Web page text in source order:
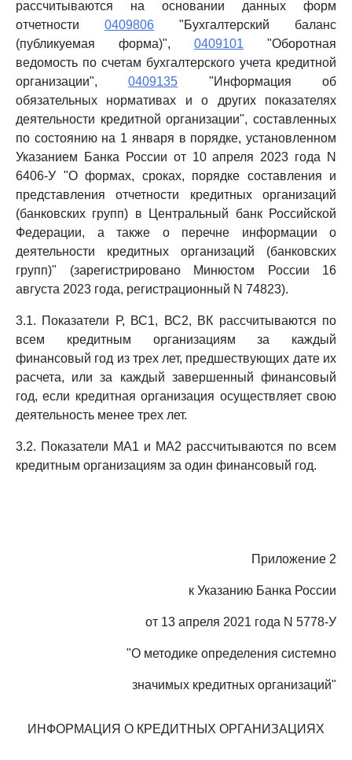
рассчитываются на основании данных форм
отчетности 0409806 "Бухгалтерский баланс
(публикуемая форма)", 0409101 "Оборотная
ведомость по счетам бухгалтерского учета кредитной
организации",0409135 "Информация об
обязательных нормативах и о других показателях
деятельности кредитной организации", составленных
по состоянию на 1 января в порядке, установленном
Указанием Банка России от 10 апреля 2023 года N
6406-У "О формах, сроках, порядке составления и
представления отчетности кредитных организаций
(банковских групп) в Центральный банк Российской
Федерации, а также о перечне информации о
деятельности кредитных организаций (банковских
групп)" (зарегистрировано Минюстом России 16
августа 2023 года, регистрационный N 74823).
3.1. Показатели Р, ВС1, ВС2, ВК рассчитываются по
всем кредитным организациям за каждый
финансовый год из трех лет, предшествующих дате их
расчета, или за каждый завершенный финансовый
год, если кредитная организация осуществляет свою
деятельность менее трех лет.
3.2. Показатели МА1 и МА2 рассчитываются по всем
кредитным организациям за один финансовый год.
Приложение 2
к Указанию Банка России
от 13 апреля 2021 года N 5778-У
"О методике определения системно
значимых кредитных организаций"
ИНФОРМАЦИЯ О КРЕДИТНЫХ ОРГАНИЗАЦИЯХ